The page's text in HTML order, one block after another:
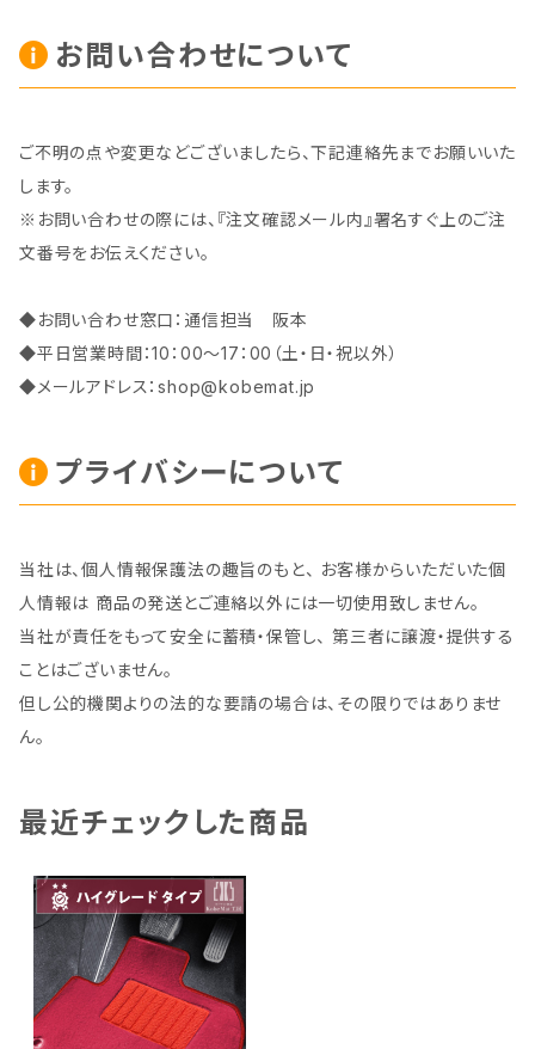
お問い合わせについて
ご不明の点や変更などございましたら、下記連絡先までお願いいた
します。
※お問い合わせの際には、『注文確認メール内』署名すぐ上のご注
文番号をお伝えください。
◆お問い合わせ窓口：通信担当 阪本
◆平日営業時間：10：00～17：00（土・日・祝以外）
◆メールアドレス：shop@kobemat.jp
プライバシーについて
当社は、個人情報保護法の趣旨のもと、 お客様からいただいた個
人情報は 商品の発送とご連絡以外には一切使用致しません。
当社が責任をもって安全に蓄積・保管し、 第三者に譲渡・提供する
ことはございません。
但し公的機関よりの法的な要請の場合は、その限りではありませ
ん。
最近チェックした商品